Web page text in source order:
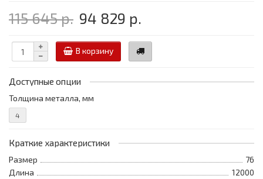
115 645 р. 94 829 р.
В корзину
Доступные опции
Толщина металла, мм
4
Краткие характеристики
Размер
76
Длина
12000